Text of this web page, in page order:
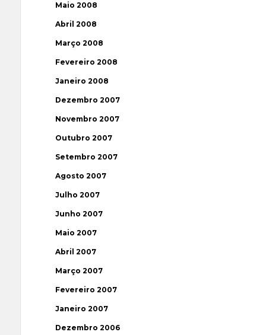
Maio 2008
Abril 2008
Março 2008
Fevereiro 2008
Janeiro 2008
Dezembro 2007
Novembro 2007
Outubro 2007
Setembro 2007
Agosto 2007
Julho 2007
Junho 2007
Maio 2007
Abril 2007
Março 2007
Fevereiro 2007
Janeiro 2007
Dezembro 2006